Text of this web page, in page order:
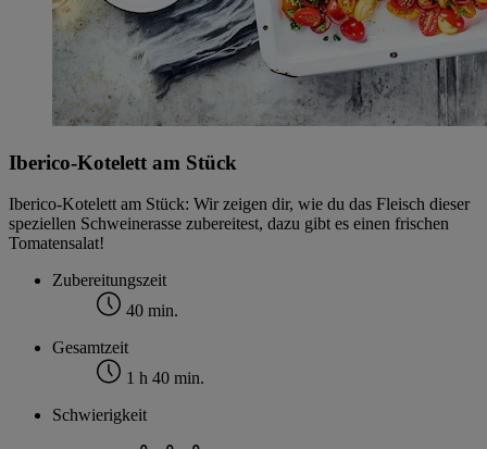
Iberico-Kotelett am Stück
Iberico-Kotelett am Stück: Wir zeigen dir, wie du das Fleisch dieser
speziellen Schweinerasse zubereitest, dazu gibt es einen frischen
Tomatensalat!
Zubereitungszeit
40 min.
Gesamtzeit
1 h 40 min.
Schwierigkeit